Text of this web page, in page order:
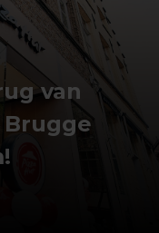
van